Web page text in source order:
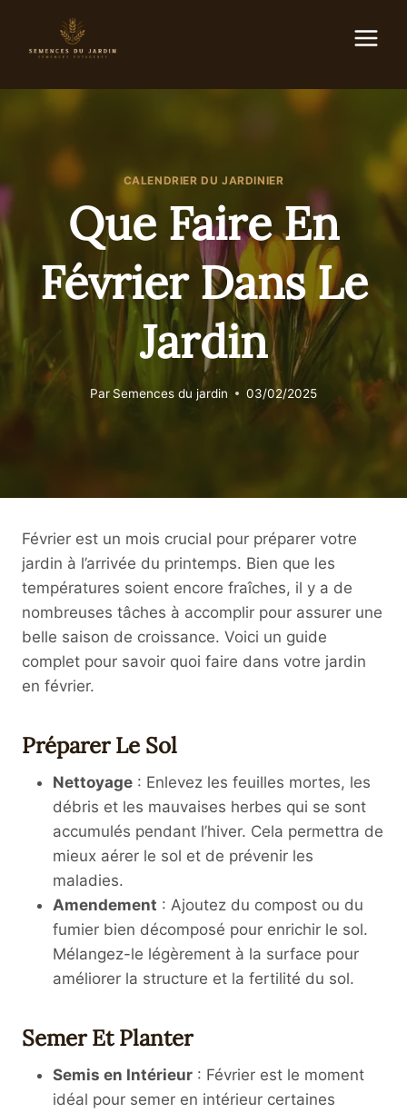
contenu
CALENDRIER DU JARDINIER
Que Faire En
Février Dans Le
Jardin
Par Semences du jardin 03/02/2025
Février est un mois crucial pour préparer votre
jardin à l’arrivée du printemps. Bien que les
températures soient encore fraîches, il y a de
nombreuses tâches à accomplir pour assurer une
belle saison de croissance. Voici un guide
complet pour savoir quoi faire dans votre jardin
en février.
Préparer Le Sol
Nettoyage : Enlevez les feuilles mortes, les
débris et les mauvaises herbes qui se sont
accumulés pendant l’hiver. Cela permettra de
mieux aérer le sol et de prévenir les
maladies.
Amendement : Ajoutez du compost ou du
fumier bien décomposé pour enrichir le sol.
Mélangez-le légèrement à la surface pour
améliorer la structure et la fertilité du sol.
Semer Et Planter
Semis en Intérieur : Février est le moment
idéal pour semer en intérieur certaines